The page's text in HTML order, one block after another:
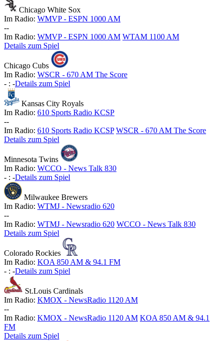
Chicago White Sox
Im Radio: WMVP - ESPN 1000 AM
--
Im Radio: WMVP - ESPN 1000 AM WTAM 1100 AM
Details zum Spiel
Chicago Cubs
Im Radio: WSCR - 670 AM The Score
- : -Details zum Spiel
Kansas City Royals
Im Radio: 610 Sports Radio KCSP
--
Im Radio: 610 Sports Radio KCSP WSCR - 670 AM The Score
Details zum Spiel
Minnesota Twins
Im Radio: WCCO - News Talk 830
- : -Details zum Spiel
Milwaukee Brewers
Im Radio: WTMJ - Newsradio 620
--
Im Radio: WTMJ - Newsradio 620 WCCO - News Talk 830
Details zum Spiel
Colorado Rockies
Im Radio: KOA 850 AM & 94.1 FM
- : -Details zum Spiel
St.Louis Cardinals
Im Radio: KMOX - NewsRadio 1120 AM
--
Im Radio: KMOX - NewsRadio 1120 AM KOA 850 AM & 94.1
FM
Details zum Spiel